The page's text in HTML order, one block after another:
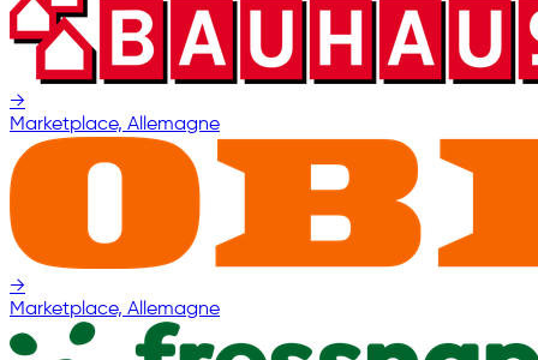
→
Marketplace, Allemagne
→
Marketplace, Allemagne